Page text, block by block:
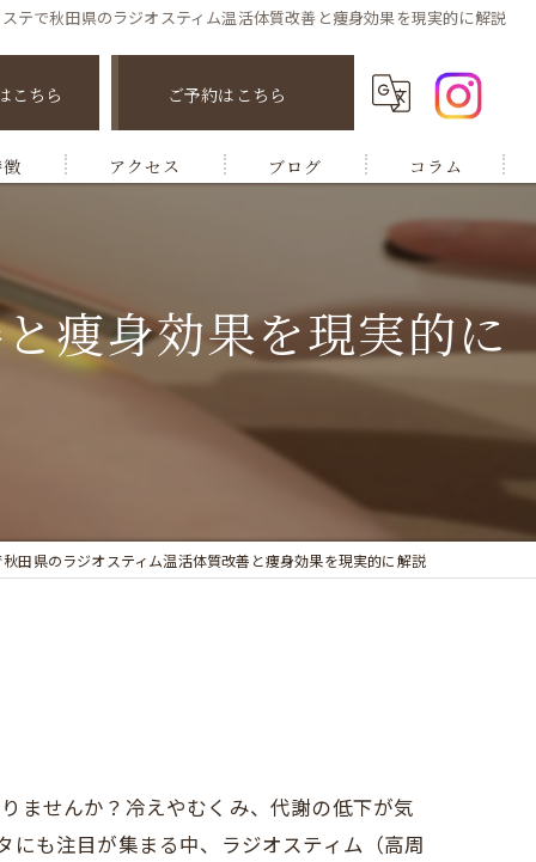
テで秋田県のラジオスティム温活体質改善と痩身効果を現実的に解説
こちら ご予約はこちら
アクセス ブログ コラム
痩身効果を現実的に
田県のラジオスティム温活体質改善と痩身効果を現実的に解説
ませんか？冷えやむくみ、代謝の低下が気
も注目が集まる中、ラジオスティム（高周